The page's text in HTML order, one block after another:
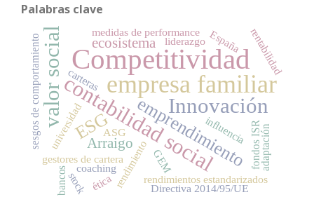
Palabras clave
Competitividad
empresa familiar
Innovación
valor socialcontabilidad social
ESG emprendimiento
Arraigo
ecosistema
rendimiento
carteras
influencia
rentabilidad
gestores de cartera
sesgos de comportamiento fondos ISR
medidas de performance
rendimientos estandarizados
Directiva 2014/95/UE
GEM
España
universidad
coaching adaptación
liderazgo
ASG
stock
bancos ética